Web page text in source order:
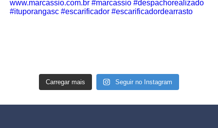
Carregar mais Seguir no Instagram